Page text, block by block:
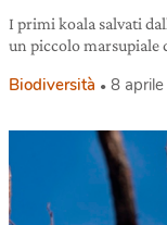
I primi koala salvati
un piccolo marsupiale
Biodiversità 8